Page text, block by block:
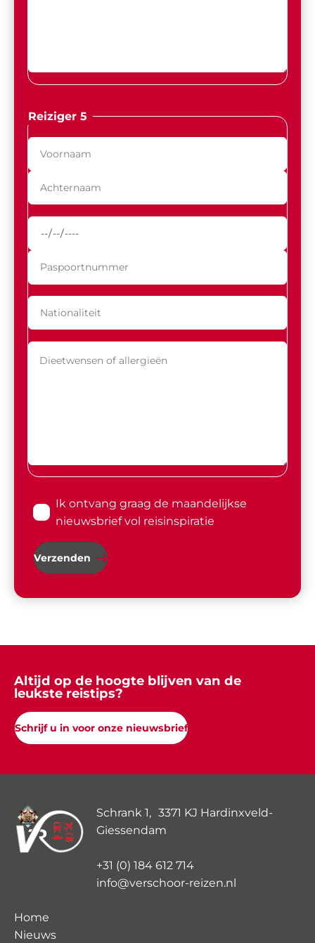
Reiziger 5
Ik ontvang graag de maandelijkse
nieuwsbrief vol reisinspiratie
Verzenden
Altijd op de hoogte blijven van de
leukste reistips?
Schrijf u in voor onze nieuwsbrief
Schrank 1, 3371 KJ Hardinxveld-
Giessendam
+31 (0) 184 612 714
info@verschoor-reizen.nl
Home
Nieuws